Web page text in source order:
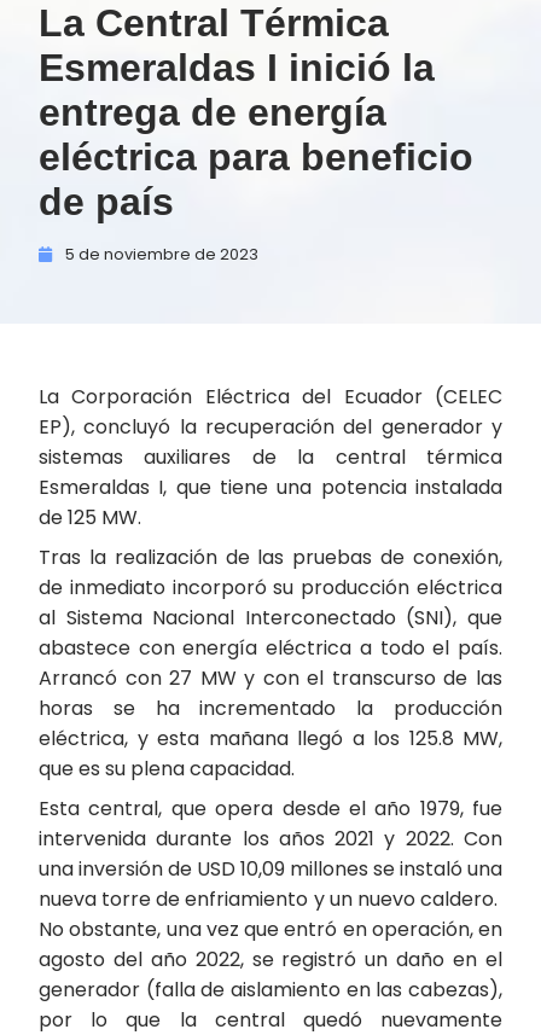
La Central Térmica
Esmeraldas I inició la
entrega de energía
eléctrica para beneficio
de país
5 de noviembre de 2023
La Corporación Eléctrica del Ecuador (CELEC
EP), concluyó la recuperación del generador y
sistemas auxiliares de la central térmica
Esmeraldas I, que tiene una potencia instalada
de 125 MW.
Tras la realización de las pruebas de conexión,
de inmediato incorporó su producción eléctrica
al Sistema Nacional Interconectado (SNI), que
abastece con energía eléctrica a todo el país.
Arrancó con 27 MW y con el transcurso de las
horas se ha incrementado la producción
eléctrica, y esta mañana llegó a los 125.8 MW,
que es su plena capacidad.
Esta central, que opera desde el año 1979, fue
intervenida durante los años 2021 y 2022. Con
una inversión de USD 10,09 millones se instaló una
nueva torre de enfriamiento y un nuevo caldero.
No obstante, una vez que entró en operación, en
agosto del año 2022, se registró un daño en el
generador (falla de aislamiento en las cabezas),
por lo que la central quedó nuevamente